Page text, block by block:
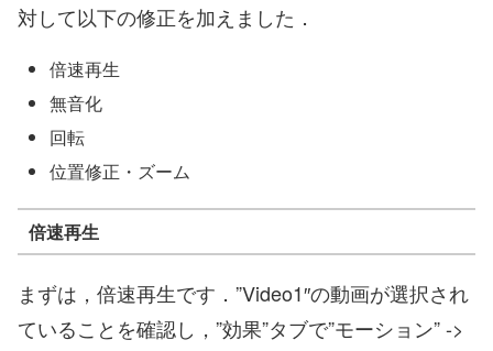
対して以下の修正を加えました．
倍速再生
無音化
回転
位置修正・ズーム
倍速再生
まずは，倍速再生です．”Video1″の動画が選択され
ていることを確認し，”効果”タブで”モーション” ->